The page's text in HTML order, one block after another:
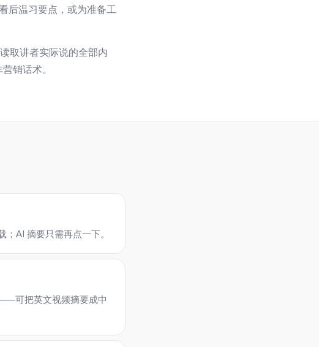
后温习要点，或为准备工
取讲者实际说的全部内
销话术。
AI 摘要只需再点一下。
可把英文视频摘要成中